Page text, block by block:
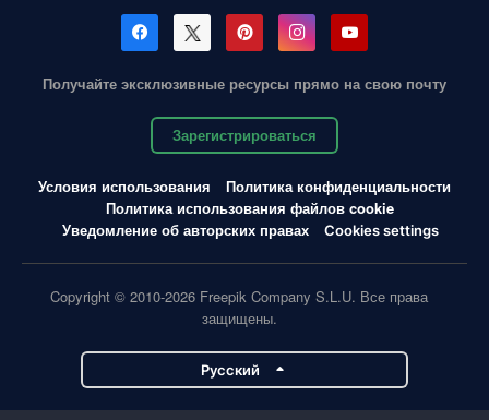
Получайте эксклюзивные ресурсы прямо на свою почту
Зарегистрироваться
Условия использования
Политика конфиденциальности
Политика использования файлов cookie
Уведомление об авторских правах
Cookies settings
Copyright © 2010-2026 Freepik Company S.L.U. Все права
защищены.
Pусский